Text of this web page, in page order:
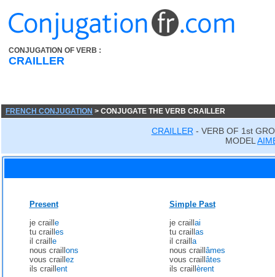
CONJUGATION OF VERB :
CRAILLER
FRENCH CONJUGATION > CONJUGATE THE VERB CRAILLER
CRAILLER - VERB OF 1st
MODEL
Present
je craill e
tu craill es
il craill e
nous craill ons
vous craill ez
ils craill ent
Simple Past
je craill ai
tu craill as
il craill a
nous craill âmes
vous craill âtes
ils craill èrent